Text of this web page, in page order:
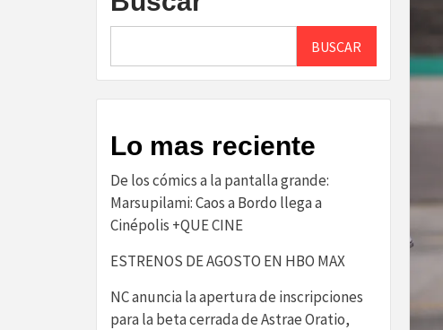
BUSCAR
Lo mas reciente
De los cómics a la pantalla grande:
Marsupilami: Caos a Bordo llega a
Cinépolis +QUE CINE
ESTRENOS DE AGOSTO EN HBO MAX
NC anuncia la apertura de inscripciones
para la beta cerrada de Astrae Oratio,